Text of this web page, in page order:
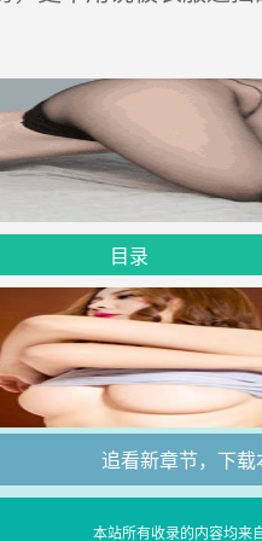
目录
追看新章节，下
本站所有收录的内容均来